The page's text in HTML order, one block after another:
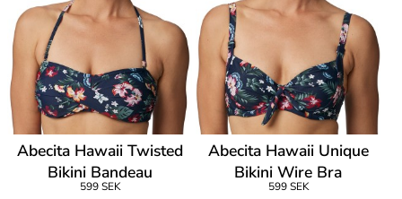
Abecita Hawaii Twisted
Bikini Bandeau
599 SEK
Abecita Hawaii Unique
Bikini Wire Bra
599 SEK